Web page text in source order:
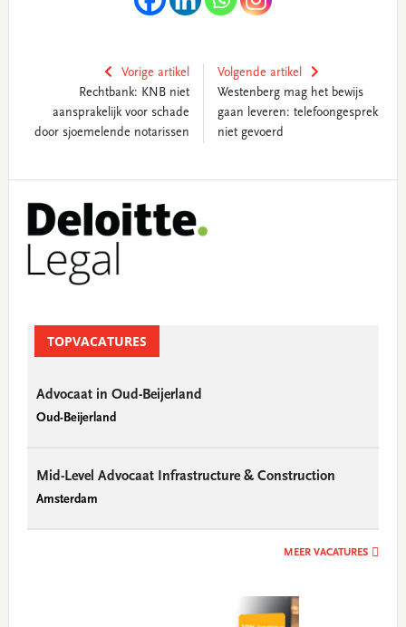
Vorige artikel
Rechtbank: KNB niet
aansprakelijk voor schade
door sjoemelende notarissen
Volgende artikel
Westenberg mag het bewijs
gaan leveren: telefoongesprek
niet gevoerd
Sidebar
TOPVACATURES
Advocaat in Oud-Beijerland
Oud-Beijerland
Mid-Level Advocaat Infrastructure & Construction
Amsterdam
MEER VACATURES